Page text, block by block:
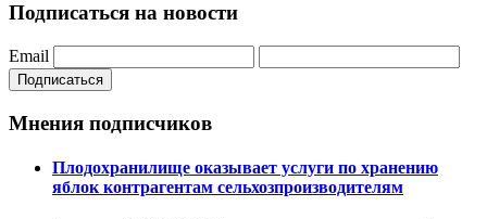
Подписаться на новости
Email
Подписаться
Мнения подписчиков
Плодохранилище оказывает услуги по хранению
яблок контрагентам сельхозпроизводителям